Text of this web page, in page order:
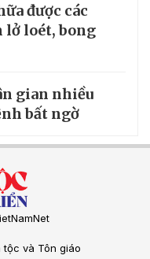
được các
lở loét, bong
gian nhiều
bất ngờ
tộc và Tôn giáo